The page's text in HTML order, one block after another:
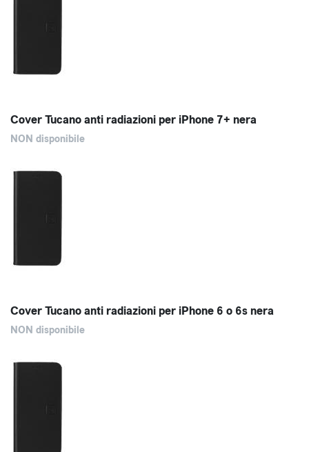
Cover Tucano anti radiazioni per iPhone 7+ nera
NON disponibile
Cover Tucano anti radiazioni per iPhone 6 o 6s nera
NON disponibile